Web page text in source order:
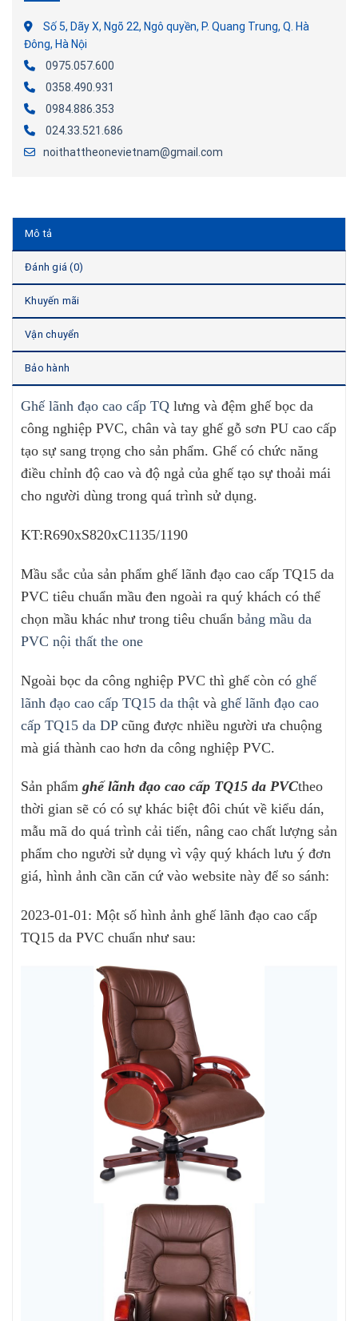
Số 5, Dãy X, Ngõ 22, Ngô quyền, P. Quang Trung, Q. Hà
Đông, Hà Nội
0975.057.600
0358.490.931
0984.886.353
024.33.521.686
noithattheonevietnam@gmail.com
Mô tả
Đánh giá (0)
Khuyến mãi
Vận chuyển
Bảo hành
Ghế lãnh đạo cao cấp TQ lưng và đệm ghế bọc da
công nghiệp PVC, chân và tay ghế gỗ sơn PU cao cấp
tạo sự sang trọng cho sản phẩm. Ghế có chức năng
điều chỉnh độ cao và độ ngả của ghế tạo sự thoải mái
cho người dùng trong quá trình sử dụng.
KT:R690xS820xC1135/1190
Mầu sắc của sản phẩm ghế lãnh đạo cao cấp TQ15 da
PVC tiêu chuẩn mầu đen ngoài ra quý khách có thể
chọn mầu khác như trong tiêu chuẩn bảng mầu da
PVC nội thất the one
Ngoài bọc da công nghiệp PVC thì ghế còn có ghế
lãnh đạo cao cấp TQ15 da thật và ghế lãnh đạo cao
cấp TQ15 da DPcũng được nhiều người ưa chuộng
mà giá thành cao hơn da công nghiệp PVC.
Sản phẩm ghế lãnh đạo cao cấp TQ15 da PVCtheo
thời gian sẽ có có sự khác biệt đôi chút về kiểu dán,
mẫu mã do quá trình cải tiến, nâng cao chất lượng sản
phẩm cho người sử dụng vì vậy quý khách lưu ý đơn
giá, hình ảnh cần căn cứ vào website này để so sánh:
2023-01-01: Một số hình ảnh ghế lãnh đạo cao cấp
TQ15 da PVC chuẩn như sau: